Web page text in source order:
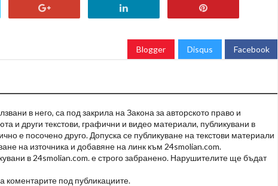
Blogger Disqus Facebook
в него, са под закрила на Закона за авторското право и
и други текстови, графични и видео материали, публикувани в
е посочено друго. Допуска се публикуване на текстови материали
на източника и добавяне на линк към 24smolian.com.
в 24smolian.com. е строго забранено. Нарушителите ще бъдат
коментарите под публикациите.